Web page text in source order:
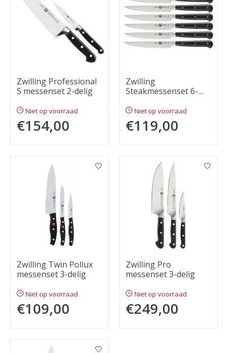
Zwilling Professional
S messenset 2-delig
Niet op voorraad
€154,00
Zwilling
Steakmessenset 6-
Niet op voorraad
€119,00
Zwilling Twin Pollux
messenset 3-delig
Niet op voorraad
€109,00
Zwilling Pro
messenset 3-delig
Niet op voorraad
€249,00